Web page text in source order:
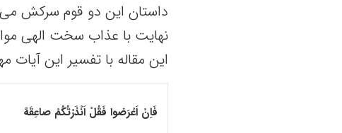
داستان این دو قوم سرکش می
نهایت با عذاب سخت الهی
این مقاله با تفسیر این آیات
فَاِنْ اَعْرَضوا فَقُلْ اَنْذَرْتُکُمْ صاعِقَهً